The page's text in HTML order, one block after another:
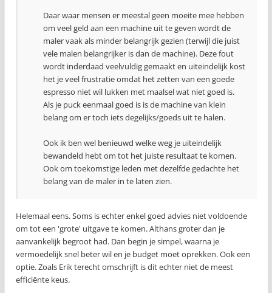
Daar waar mensen er meestal geen moeite mee hebben
om veel geld aan een machine uit te geven wordt de
maler vaak als minder belangrijk gezien (terwijl die juist
vele malen belangrijker is dan de machine). Deze fout
wordt inderdaad veelvuldig gemaakt en uiteindelijk kost
het je veel frustratie omdat het zetten van een goede
espresso niet wil lukken met maalsel wat niet goed is.
Als je puck eenmaal goed is is de machine van klein
belang om er toch iets degelijks/goeds uit te halen.
Ook ik ben wel benieuwd welke weg je uiteindelijk
bewandeld hebt om tot het juiste resultaat te komen.
Ook om toekomstige leden met dezelfde gedachte het
belang van de maler in te laten zien.
Helemaal eens. Soms is echter enkel goed advies niet voldoende
om tot een 'grote' uitgave te komen. Althans groter dan je
aanvankelijk begroot had. Dan begin je simpel, waarna je
vermoedelijk snel beter wil en je budget moet oprekken. Ook een
optie. Zoals Erik terecht omschrijft is dit echter niet de meest
efficiënte keus.